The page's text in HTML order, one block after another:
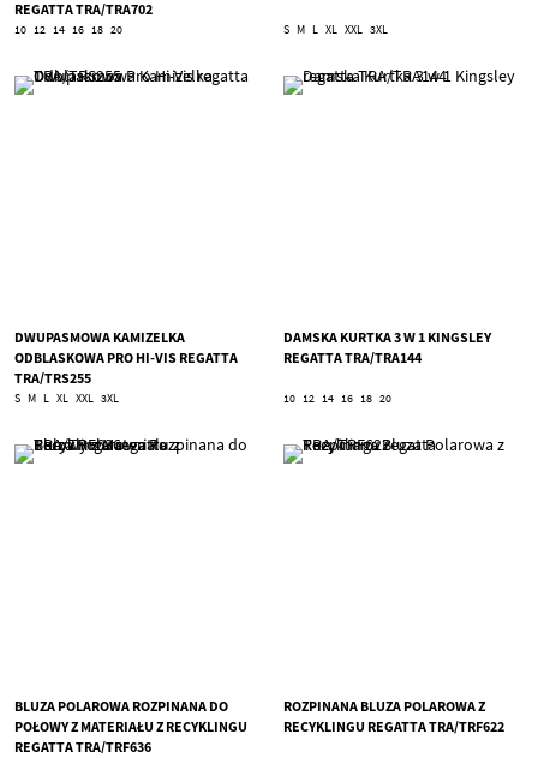
REGATTA TRA/TRA702
10 12 14 16 18 20 S M L XL XXL 3XL
DWUPASMOWA KAMIZELKA
ODBLASKOWA PRO HI-VIS REGATTA
TRA/TRS255
S M L XL XXL 3XL
DAMSKA KURTKA 3 W 1 KINGSLEY
REGATTA TRA/TRA144
10 12 14 16 18 20
BLUZA POLAROWA ROZPINANA DO
POŁOWY Z MATERIAŁU Z RECYKLINGU
REGATTA TRA/TRF636
ROZPINANA BLUZA POLAROWA Z
RECYKLINGU REGATTA TRA/TRF622